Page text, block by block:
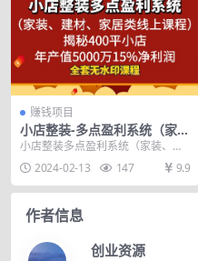
赚钱项目
小店整装-多点盈利系统（家
装、建材、家居类线上课程）
小店整装多点盈利系统（家装、建
材、家居类线上课程），揭秘400
平小店年产值500...
2024-02-13 147 9.9
作者信息
创业资源